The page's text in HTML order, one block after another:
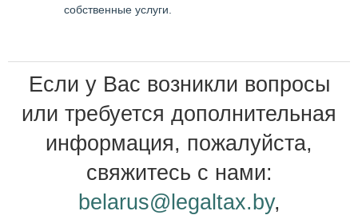
собственные услуги.
Если у Вас возникли вопросы
или требуется дополнительная
информация, пожалуйста,
свяжитесь с нами:
belarus@legaltax.by,